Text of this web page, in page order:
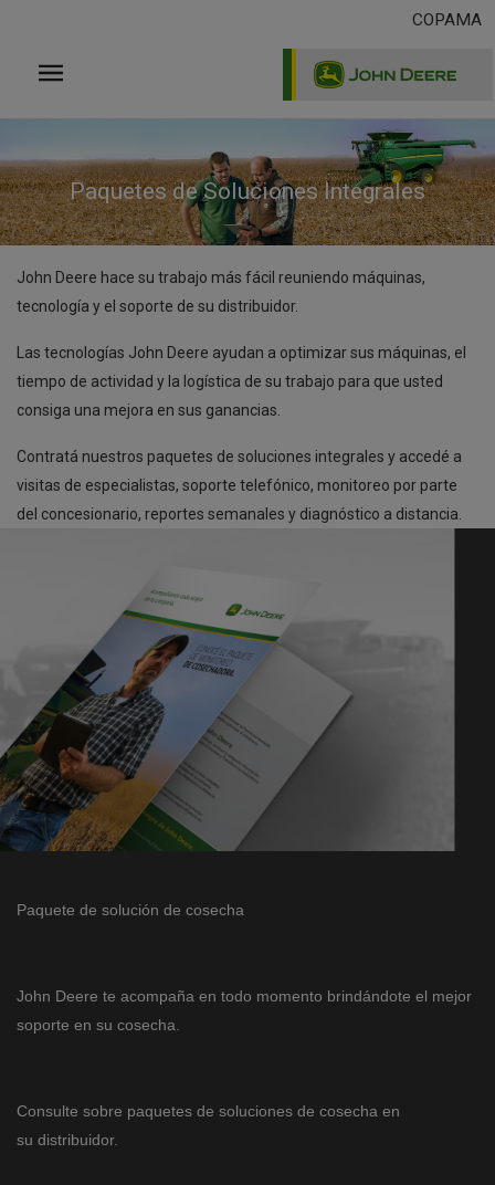
principal
COPAMA
Paquetes de Soluciones Integrales
John Deere hace su trabajo más fácil reuniendo máquinas,
tecnología y el soporte de su distribuidor.
Las tecnologías John Deere ayudan a optimizar sus máquinas, el
tiempo de actividad y la logística de su trabajo para que usted
consiga una mejora en sus ganancias.
Contratá nuestros paquetes de soluciones integrales y accedé a
visitas de especialistas, soporte telefónico, monitoreo por parte
del concesionario, reportes semanales y diagnóstico a distancia.
Paquete de solución de cosecha
John Deere te acompaña en todo momento brindándote el mejor
soporte en su cosecha.
Consulte sobre paquetes de soluciones de cosecha en
su distribuidor.